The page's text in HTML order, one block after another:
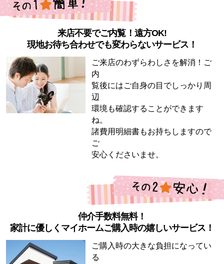
来店不要でご内覧！遠方OK!
現地お待ち合わせでも変わらないサービス！
ご来店のわずらわしさを解消！ご
内
覧後にはご自身の目でしっかり周
辺
環境も確認することができます
ね。
諸費用明細書もお持ちしますので
ご
安心くださいませ。
仲介手数料無料！
家計に優しくマイホームご購入時の嬉しいサービス！
ご購入時の大きな負担になってい
る